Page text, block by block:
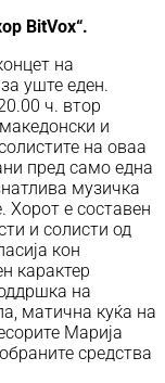
BitVox“.
на
уште еден.
ч. втор
и
на оваа
пред само една
музичка
Хорот е составен
и солисти од
кон
карактер
на
матична куќа на
Марија
средства